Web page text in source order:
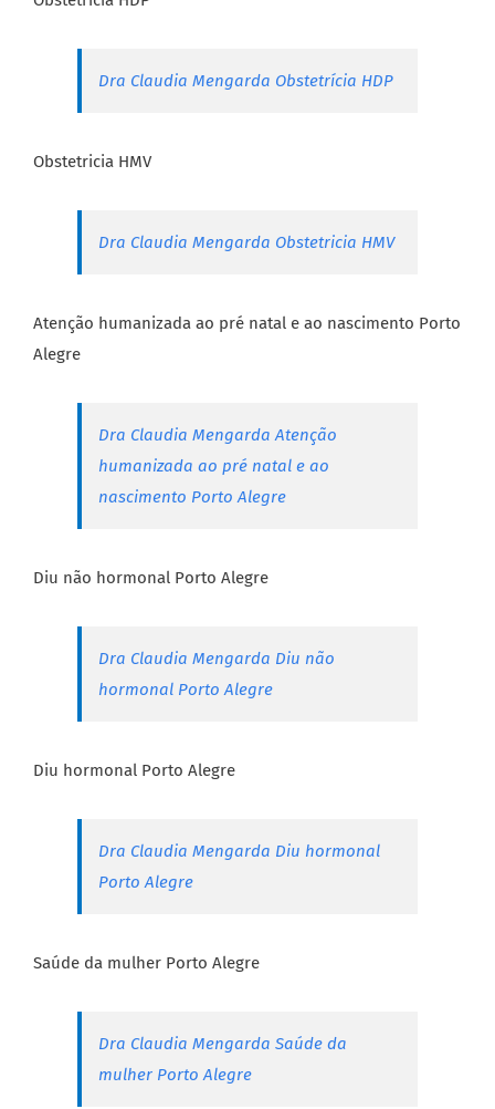
Dra Claudia Mengarda Obstetrícia HDP
Obstetricia HMV
Dra Claudia Mengarda Obstetricia HMV
Atenção humanizada ao pré natal e ao nascimento Porto
Alegre
Dra Claudia Mengarda Atenção
humanizada ao pré natal e ao
nascimento Porto Alegre
Diu não hormonal Porto Alegre
Dra Claudia Mengarda Diu não
hormonal Porto Alegre
Diu hormonal Porto Alegre
Dra Claudia Mengarda Diu hormonal
Porto Alegre
Saúde da mulher Porto Alegre
Dra Claudia Mengarda Saúde da
mulher Porto Alegre